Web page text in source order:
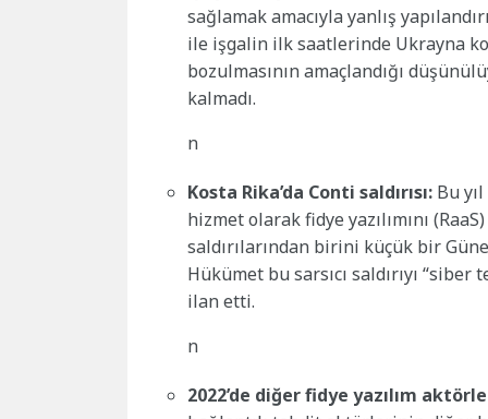
sağlamak amacıyla yanlış
ile işgalin ilk saatlerinde Ukrayna
bozulmasının amaçlandığı
kalmadı.
n
Kosta Rika’da Conti saldırısı: Bu
hizmet olarak fidye yazılımını
saldırılarından birini küçük bir
Hükümet bu sarsıcı saldırıyı
ilan etti.
n
2022’de diğer fidye yazılım